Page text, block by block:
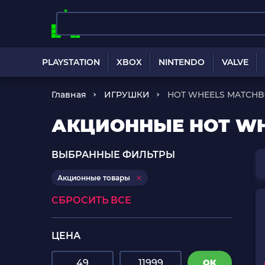
PLAYSTATION XBOX NINTENDO VALVE
Главная ИГРУШКИ HOT WHEELS
АКЦИОННЫЕ HOT
ВЫБРАННЫЕ ФИЛЬТРЫ
Акционные товары
СБРОСИТЬ ВСЕ
ЦЕНА
ОК